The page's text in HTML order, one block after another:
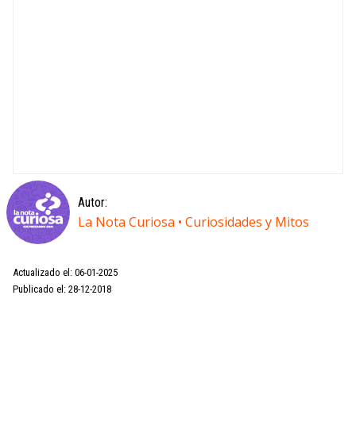
Autor:
La Nota Curiosa • Curiosidades y Mitos
Actualizado el: 06-01-2025
Publicado el: 28-12-2018